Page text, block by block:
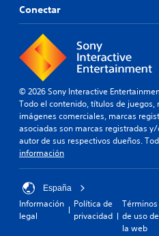
Conectar
© 2026 Sony Interactive
Todo el contenido, títulos de
imágenes comerciales, marcas
asociadas son marcas registradas
autor de sus respectivos dueños.
información
España
Información
legal
Política de
privacidad
Términos
de uso de
la web